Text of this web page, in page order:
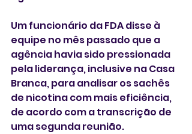
Um funcionário da FDA disse à
equipe no mês passado que a
agência havia sido pressionada
pela liderança, inclusive na Casa
Branca, para analisar os sachês
de nicotina com mais eficiência,
de acordo com a transcrição de
uma segunda reunião.